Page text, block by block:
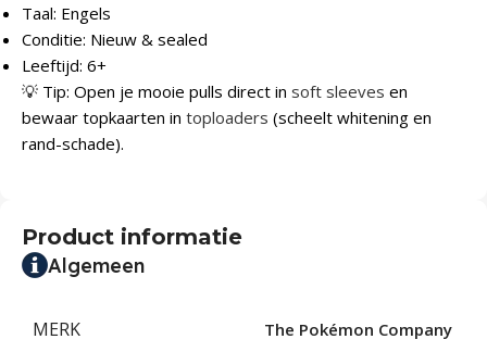
Taal: Engels
Conditie: Nieuw & sealed
Leeftijd: 6+
💡 Tip: Open je mooie pulls direct in soft sleeves en
bewaar topkaarten in toploaders (scheelt whitening en
rand-schade).
Product informatie
Algemeen
MERK The Pokémon Company